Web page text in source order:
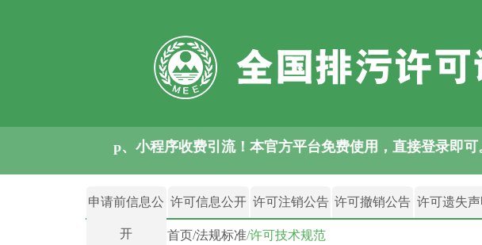
：警惕各类 App、小程序收费引流！本官方平台免费使用，直接登录即可
申请前信息公
开
许可信息公开 许可注销公告 许可撤销公告 许可遗失声
首页/法规标准/许可技术规范